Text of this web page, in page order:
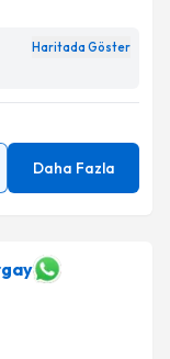
Haritada Göster
Daha Fazla